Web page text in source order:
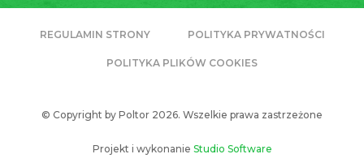
REGULAMIN STRONY POLITYKA PRYWATNOŚCI
POLITYKA PLIKÓW COOKIES
© Copyright by Poltor 2026. Wszelkie prawa zastrzeżone
Projekt i wykonanie Studio Software